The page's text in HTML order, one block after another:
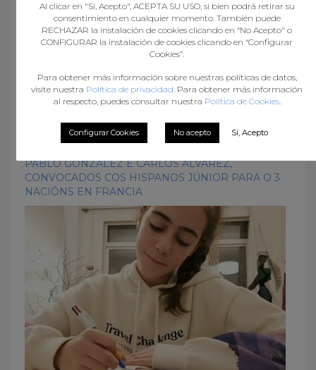
PABLO GONZÁLEZ E CARLOS ÁLVAREZ,
CONVOCADOS COS HISPANOS JÚNIOR PARA O 3
NACIÓNS EN FRANCIA
Al clicar en "Sí, Acepto", ACEPTA SU USO, si bien podrá retirar su
consentimiento en cualquier momento. También puede
RECHAZAR la instalación de cookies clicando en “No Acepto" o
CONFIGURAR la instalación de cookies clicando en “Configurar
Cookies”.
Para obtener más información sobre nuestras políticas de datos,
visite nuestra Política de privacidad. Para obtener más información
al respecto, puedes consultar nuestra Política de Cookies.
Configurar Cookies No acepto Sí, Acepto